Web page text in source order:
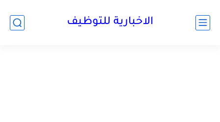
الاخبارية للتوظيف